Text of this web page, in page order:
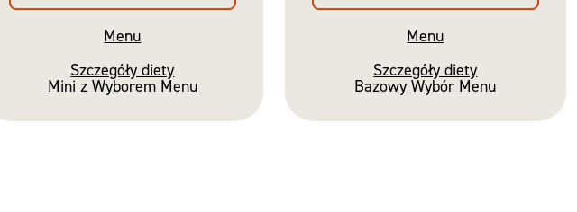
Menu
Szczegóły diety
Mini z Wyborem Menu
Menu
Szczegóły diety
Bazowy Wybór Menu